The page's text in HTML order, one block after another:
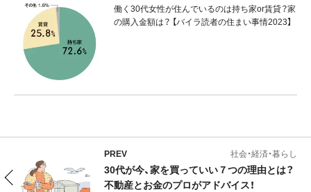
働く30代女性が住んでいるのは持ち家or賃貸？家
の購入金額は？ 【バイラ読者の住まい事情2023】
PREV 社会・経済・暮らし
30代が今、家を買っていい７つの理由とは？
不動産とお金のプロがアドバイス！